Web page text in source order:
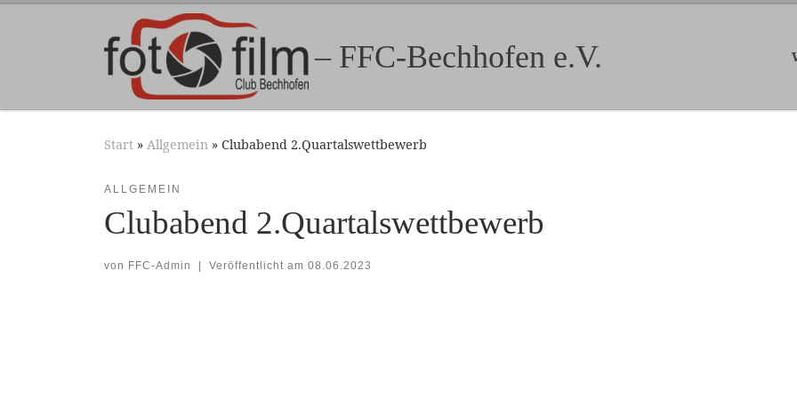
Zum Inhalt springen
– FFC-Bechhofen e.V.
Start » Allgemein » Clubabend 2.Quartalswettbewerb
ALLGEMEIN
Clubabend 2.Quartalswettbewerb
von FFC-Admin Veröffentlicht am 08.06.2023